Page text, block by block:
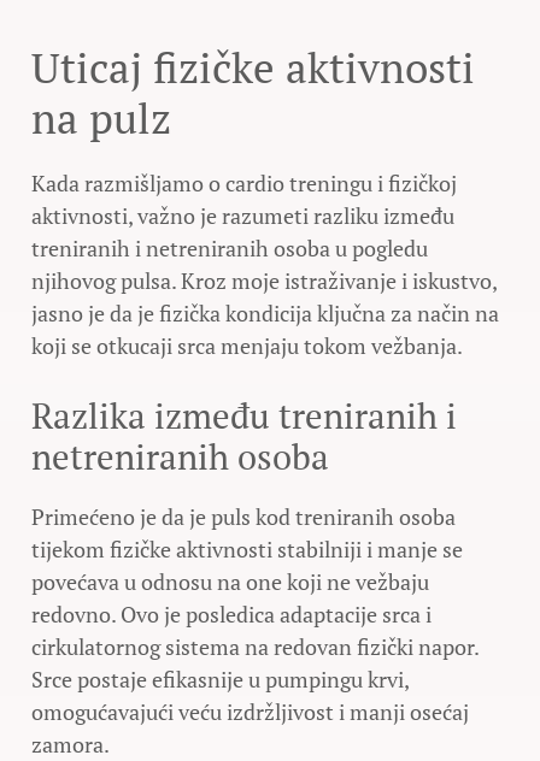
Uticaj fizičke aktivnosti
na pulz
Kada razmišljamo o cardio treningu i fizičkoj
aktivnosti, važno je razumeti razliku između
treniranih i netreniranih osoba u pogledu
njihovog pulsa. Kroz moje istraživanje i iskustvo,
jasno je da je fizička kondicija ključna za način na
koji se otkucaji srca menjaju tokom vežbanja.
Razlika između treniranih i
netreniranih osoba
Primećeno je da je puls kod treniranih osoba
tijekom fizičke aktivnosti stabilniji i manje se
povećava u odnosu na one koji ne vežbaju
redovno. Ovo je posledica adaptacije srca i
cirkulatornog sistema na redovan fizički napor.
Srce postaje efikasnije u pumpingu krvi,
omogućavajući veću izdržljivost i manji osećaj
zamora.